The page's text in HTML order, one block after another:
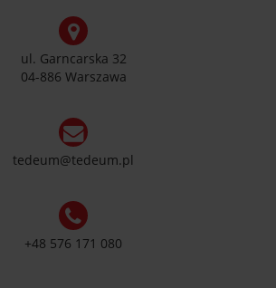
ul. Garncarska 32
04-886 Warszawa
tedeum@tedeum.pl
+48 576 171 080